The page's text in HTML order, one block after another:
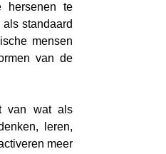
hersenen te
standaard
mensen
van de
van wat als
leren,
meer